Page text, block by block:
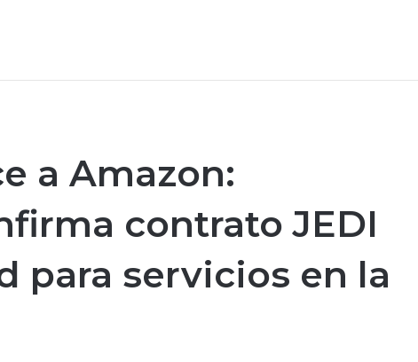
a Amazon:
contrato JEDI
para servicios en la